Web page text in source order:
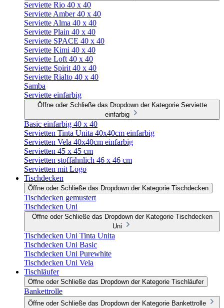
Serviette Rio 40 x 40
Serviette Amber 40 x 40
Serviette Alma 40 x 40
Serviette Plain 40 x 40
Serviette SPACE 40 x 40
Serviette Kimi 40 x 40
Serviette Loft 40 x 40
Serviette Spirit 40 x 40
Serviette Rialto 40 x 40
Samba
Serviette einfarbig
Öffne oder Schließe das Dropdown der Kategorie Serviette
einfarbig
Basic einfarbig 40 x 40
Servietten Tinta Unita 40x40cm einfarbig
Servietten Vela 40x40cm einfarbig
Servietten 45 x 45 cm
Servietten stoffähnlich 46 x 46 cm
Servietten mit Logo
Tischdecken
Öffne oder Schließe das Dropdown der Kategorie Tischdecken
Tischdecken gemustert
Tischdecken Uni
Öffne oder Schließe das Dropdown der Kategorie Tischdecken
Uni
Tischdecken Uni Tinta Unita
Tischdecken Uni Basic
Tischdecken Uni Purewhite
Tischdecken Uni Vela
Tischläufer
Öffne oder Schließe das Dropdown der Kategorie Tischläufer
Bankettrolle
Öffne oder Schließe das Dropdown der Kategorie Bankettrolle